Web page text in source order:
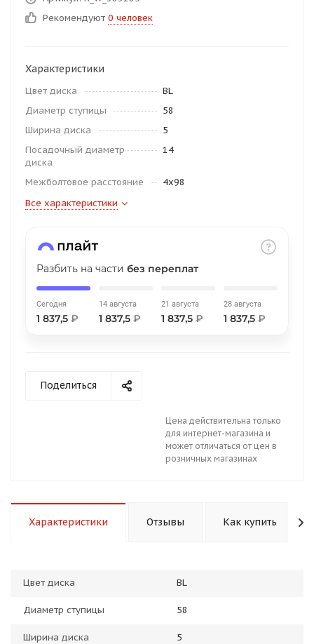
Рекомендуют 0 человек
Характеристики
Цвет диска
BL
Диаметр ступицы
58
Ширина диска
5
Посадочный диаметр
диска
14
Межболтовое расстояние
4x98
Все характеристики
Разбить на части без переплат
Сегодня
1 837,5 ₽
14 августа
1 837,5 ₽
21 августа
1 837,5 ₽
28 августа
1 837,5 ₽
Поделиться
Цена действительна только
для интернет-магазина и
может отличаться от цен в
розничных магазинах
Характеристики Отзывы Как купить
Цвет диска BL
Диаметр ступицы 58
Ширина диска 5
об оплате Плайтом
раз в 2 недели
Остались вопросы?